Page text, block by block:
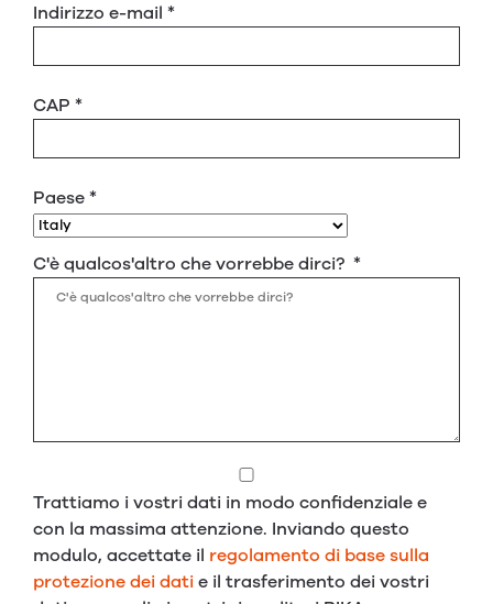
Indirizzo e-mail *
CAP *
Paese*
C'è qualcos'altro che vorrebbe dirci? *
Trattiamo i vostri dati in modo confidenziale e
con la massima attenzione. Inviando questo
modulo, accettate il regolamento di base sulla
protezione dei datie il trasferimento dei vostri